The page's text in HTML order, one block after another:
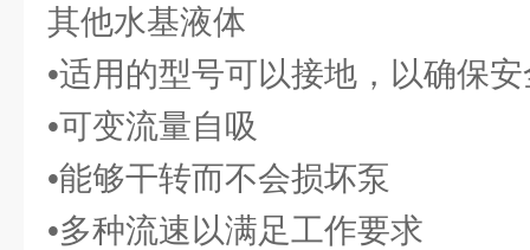
其他水基液体
•适用的型号可以接地，以确保
•可变流量自吸
•能够干转而不会损坏泵
•多种流速以满足工作要求